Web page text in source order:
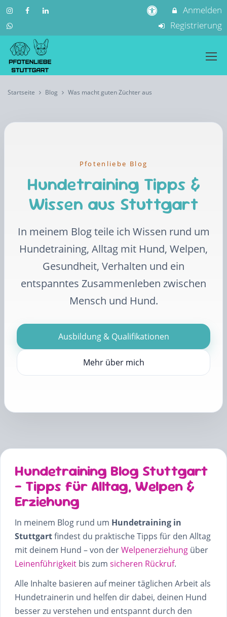
Anmelden
Registrierung
Startseite Blog Was macht guten Züchter aus
Pfotenliebe Blog
Hundetraining Tipps &
Wissen aus Stuttgart
In meinem Blog teile ich Wissen rund um
Hundetraining, Alltag mit Hund, Welpen,
Gesundheit, Verhalten und ein
entspanntes Zusammenleben zwischen
Mensch und Hund.
Ausbildung & Qualifikationen
Mehr über mich
Hundetraining Blog Stuttgart
– Tipps für Alltag, Welpen &
Erziehung
In meinem Blog rund um Hundetraining in
Stuttgartfindest du praktische Tipps für den Alltag
mit deinem Hund – von derWelpenerziehung über
Leinenführigkeit bis zum sicheren Rückruf.
Alle Inhalte basieren auf meiner täglichen Arbeit als
Hundetrainerin und helfen dir dabei, deinen Hund
besser zu verstehen und entspannt durch den